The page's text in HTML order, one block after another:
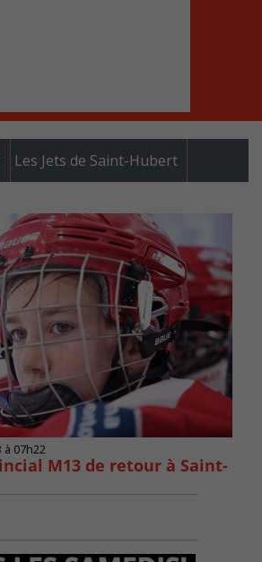
Les Jets de Saint-Hubert
à 07h22
M13 de retour à Saint-